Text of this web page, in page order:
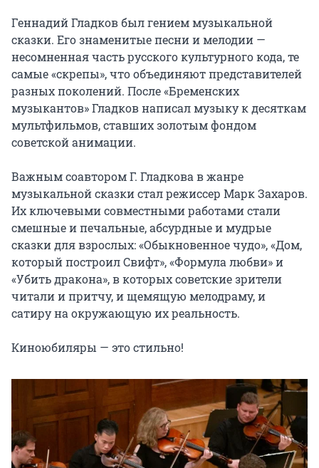
Геннадий Гладков был гением музыкальной
сказки. Его знаменитые песни и мелодии —
несомненная часть русского культурного кода, те
самые «скрепы», что объединяют представителей
разных поколений. После «Бременских
музыкантов» Гладков написал музыку к десяткам
мультфильмов, ставших золотым фондом
советской анимации.
Важным соавтором Г. Гладкова в жанре
музыкальной сказки стал режиссер Марк Захаров.
Их ключевыми совместными работами стали
смешные и печальные, абсурдные и мудрые
сказки для взрослых: «Обыкновенное чудо», «Дом,
который построил Свифт», «Формула любви» и
«Убить дракона», в которых советские зрители
читали и притчу, и щемящую мелодраму, и
сатиру на окружающую их реальность.
Киноюбиляры — это стильно!